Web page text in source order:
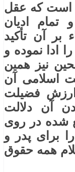
است که عقل
تمام ادیان
بر آن تأکید
ادا نموده و
نیز همین
اسلامی آن
فضیلت
آن دلالت
شده در روی
برای پدر و
همه حقوق